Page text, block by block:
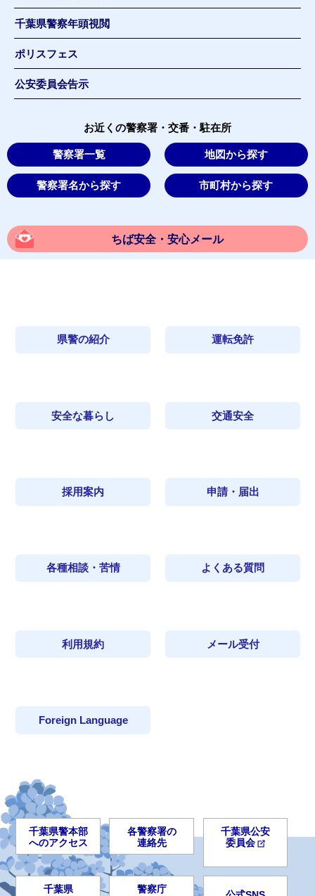
千葉県警察年頭視閲
ポリスフェス
公安委員会告示
お近くの警察署・交番・駐在所
警察署一覧 地図から探す
警察署名から探す 市町村から探す
ちば安全・安心メール
県警の紹介 運転免許
安全な暮らし 交通安全
採用案内 申請・届出
各種相談・苦情 よくある質問
利用規約 メール受付
Foreign Language
千葉県警本部
へのアクセス
各警察署の
連絡先
千葉県公安
委員会
千葉県
警察庁